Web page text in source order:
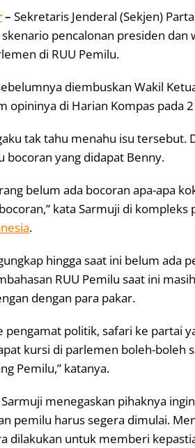
– Sekretaris Jenderal (Sekjen)
skenario pencalonan presiden
di RUU Pemilu.
diembuskan Wakil
opininya di Harian Kompas pada
tak tahu menahu isu tersebut.
bocoran yang didapat Benny.
belum ada bocoran apa-apa
kata Sarmuji di
.
hingga saat ini belum ada
RUU Pemilu saat ini
dengan para pakar.
pengamat politik, safari ke partai
kursi di parlemen boleh-boleh
Pemilu,” katanya.
menegaskan pihaknya
pemilu harus segera dimulai.
dilakukan untuk memberi